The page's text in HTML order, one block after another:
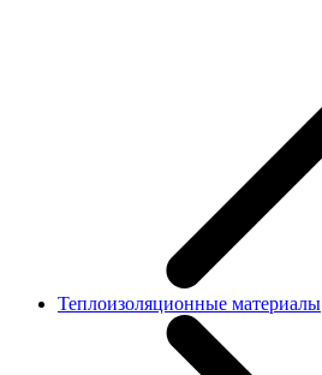
Теплоизоляционные материалы